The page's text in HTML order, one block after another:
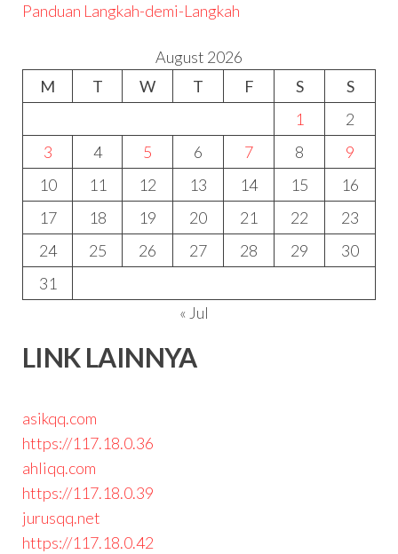
Panduan Langkah-demi-Langkah
August 2026
M
T W T F S
S
1
2
3
4 5 6 7 8
9
10
11 12 13 14 15
16
17
18 19 20 21 22
23
24
25 26 27 28 29
30
31
« Jul
LINK LAINNYA
asikqq.com
https://117.18.0.36
ahliqq.com
https://117.18.0.39
jurusqq.net
https://117.18.0.42